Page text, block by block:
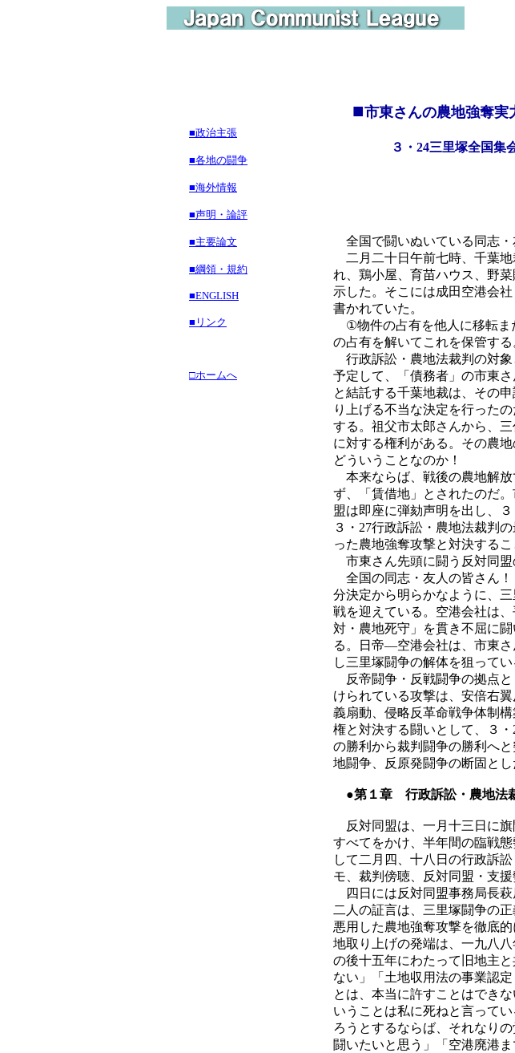
■政治主張
■各地の闘争
■海外情報
■声明・論評
■主要論文
■綱領・規約
■ENGLISH
■リンク
□ホームへ
■市東さんの農地強奪実
３・24三里塚全国集
全国で闘いぬいている同志・
二月二十日午前七時、千葉地
れ、鶏小屋、育苗ハウス、野
示した。そこには成田空港会
書かれていた。
①物件の占有を他人に移転ま
の占有を解いてこれを保管す
行政訴訟・農地法裁判の対象
予定して、「債務者」の市東
と結託する千葉地裁は、その
り上げる不当な決定を行った
する。祖父市太郎さんから、
に対する権利がある。その農
どういうことなのか！
本来ならば、戦後の農地解放
ず、「賃借地」とされたのだ
盟は即座に弾劾声明を出し、
３・27行政訴訟・農地法裁判
った農地強奪攻撃と対決するこ
市東さん先頭に闘う反対同盟
全国の同志・友人の皆さん
分決定から明らかなように、
戦を迎えている。空港会社は
対・農地死守」を貫き不屈に
る。日帝―空港会社は、市東
し三里塚闘争の解体を狙ってい
反帝闘争・反戦闘争の拠点と
けられている攻撃は、安倍右
義扇動、侵略反革命戦争体制
権と対決する闘いとして、３
の勝利から裁判闘争の勝利へ
地闘争、反原発闘争の断固と
●第１章 行政訴訟・農地法
反対同盟は、一月十三日に旗
すべてをかけ、半年間の臨戦
して二月四、十八日の行政訴
モ、裁判傍聴、反対同盟・支
四日には反対同盟事務局長萩
二人の証言は、三里塚闘争の
悪用した農地強奪攻撃を徹底
地取り上げの発端は、一九八
の後十五年にわたって旧地主
ない」「土地収用法の事業認
とは、本当に許すことはでき
いうことは私に死ねと言って
ろうとするならば、それなり
闘いたいと思う」「空港廃港